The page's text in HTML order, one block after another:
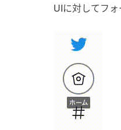
UIに対してフォ